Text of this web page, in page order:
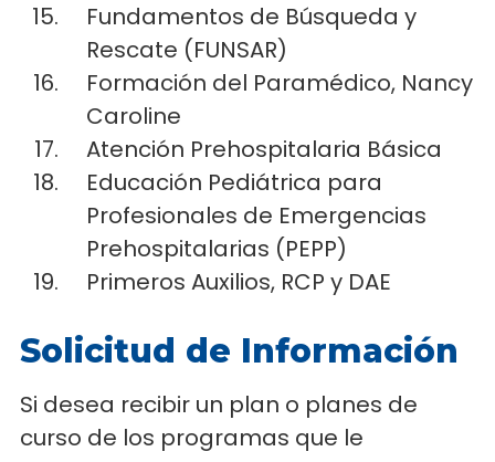
Fundamentos de Búsqueda y
Rescate (FUNSAR)
Formación del Paramédico, Nancy
Caroline
Atención Prehospitalaria Básica
Educación Pediátrica para
Profesionales de Emergencias
Prehospitalarias (PEPP)
Primeros Auxilios, RCP y DAE
Solicitud de Información
Si desea recibir un plan o planes de
curso de los programas que le